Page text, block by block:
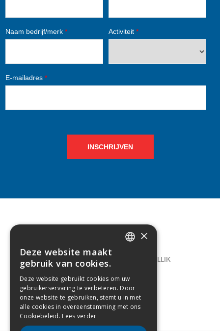
Naam bedrijf/merk * Activiteit *
E-mailadres *
INSCHRIJVEN
CONTACT
LELIEGAARDE 22, B-1731 ZELLIK
02/238.10.11
INFO@CREAMODA.BE
BE0407.694.265
×
Deze website maakt
gebruik van cookies.
Deze website gebruikt cookies om uw
gebruikerservaring te verbeteren. Door
onze website te gebruiken, stemt u in met
alle cookies in overeenstemming met ons
Cookiebeleid. Lees verder